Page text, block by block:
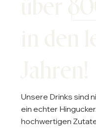
Unsere Drinks sind
ein echter
hochwertigen